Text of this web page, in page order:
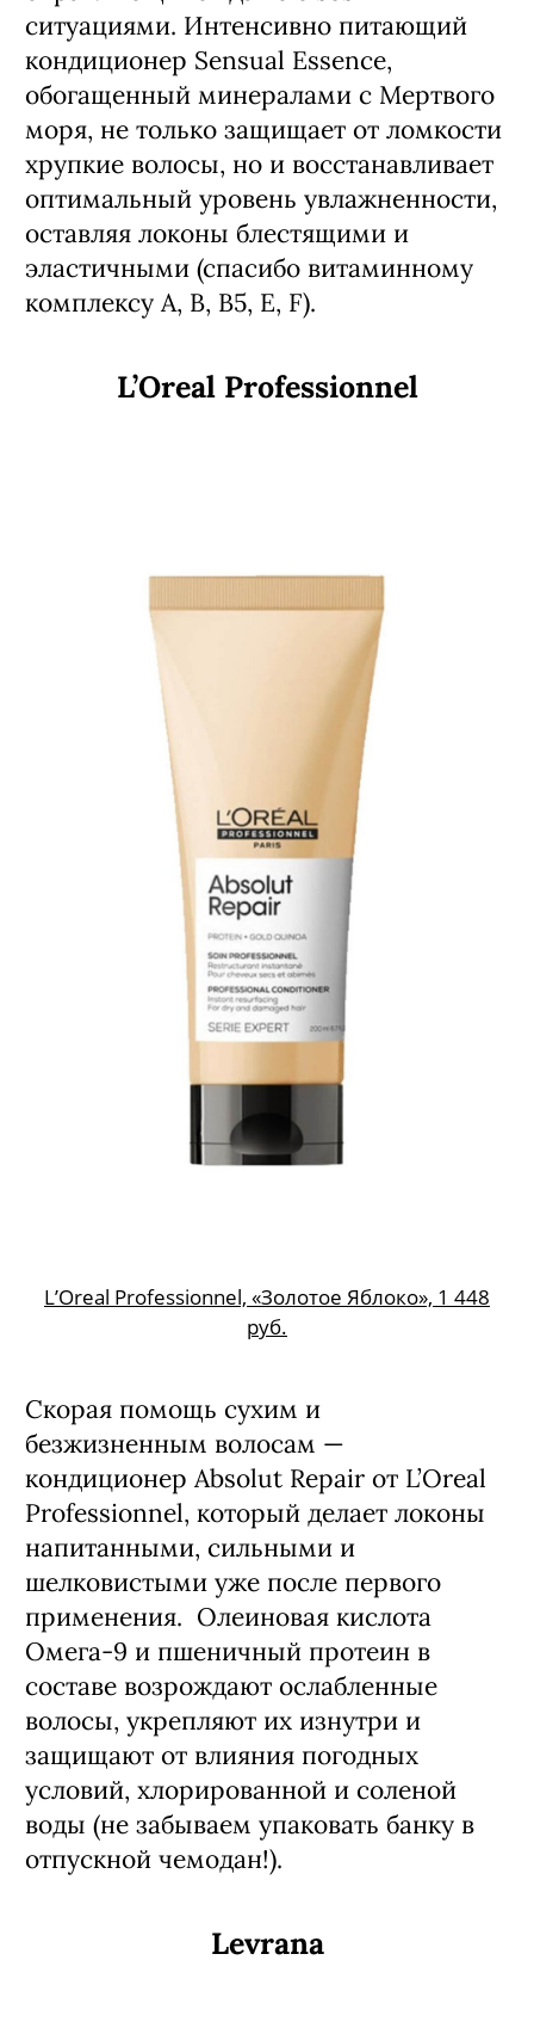
- 417, 1 560 руб.
Израильский премиальный бренд
справляющийся даже с sos-
оставляя локоны блестящими и
эластичными (спасибо витаминному
комплексу A, B, B5, E, F).
L’Oreal Professionnel
L’Oreal Professionnel, «Золотое Яблоко», 1 448
руб.
Скорая помощь сухим и
безжизненным волосам —
кондиционер Absolut Repair от L’Oreal
напитанными, сильными и